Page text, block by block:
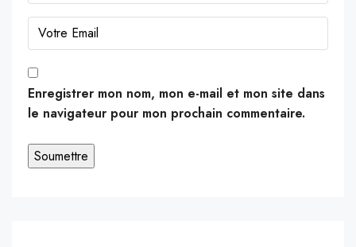
Enregistrer mon nom, mon e-mail et mon site dans
le navigateur pour mon prochain commentaire.